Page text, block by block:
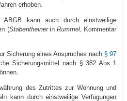
erhoben.
kann auch durch einstweilige
(Stabentheinerin Rummel, Kommentar
Sicherung eines Anspruches nach § 97
Sicherungsmittel nach § 382 Abs 1
des Zutrittes zur Wohnung und
kann durch einstweilige Verfügungen